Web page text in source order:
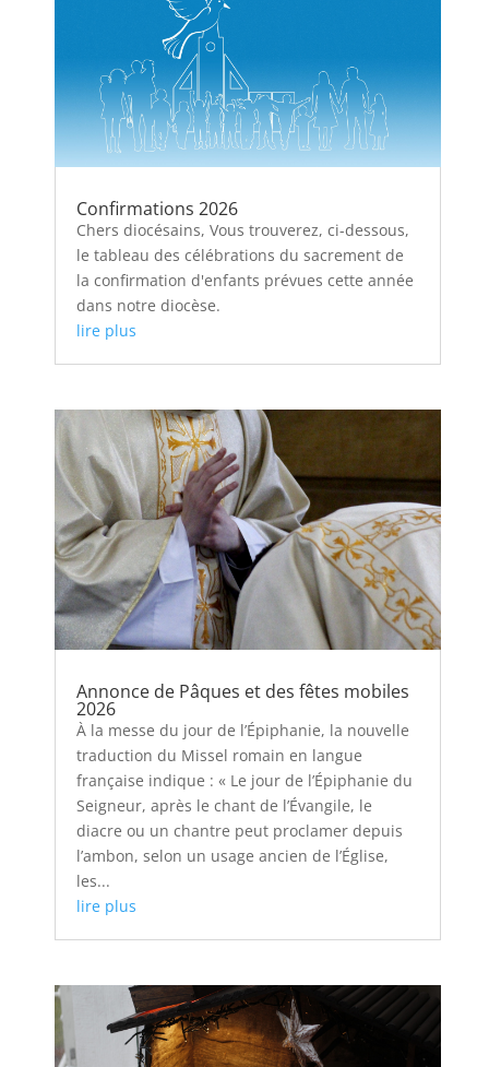
Confirmations 2026
Chers diocésains, Vous trouverez, ci-dessous,
le tableau des célébrations du sacrement de
la confirmation d'enfants prévues cette année
dans notre diocèse.
lire plus
Annonce de Pâques et des fêtes mobiles
2026
À la messe du jour de l’Épiphanie, la nouvelle
traduction du Missel romain en langue
française indique : « Le jour de l’Épiphanie du
Seigneur, après le chant de l’Évangile, le
diacre ou un chantre peut proclamer depuis
l’ambon, selon un usage ancien de l’Église,
les...
lire plus